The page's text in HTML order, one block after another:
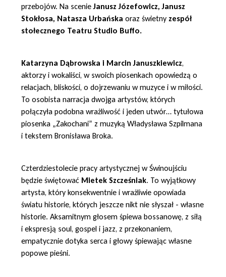
przebojów. Na scenieJanusz Józefowicz, Janusz
Stokłosa, Natasza Urbańska oraz świetny zespół
stołecznego Teatru Studio Buffo.
Katarzyna Dąbrowska i Marcin Januszkiewicz,
aktorzy i wokaliści, w swoich piosenkach opowiedzą o
relacjach, bliskości, o dojrzewaniu w muzyce i w miłości.
To osobista narracja dwojga artystów, których
połączyła podobna wrażliwość i jeden utwór… tytułowa
piosenka „Zakochani” z muzyką Władysława Szpilmana
i tekstem Bronisława Broka.
Czterdziestolecie pracy artystycznej w Świnoujściu
będzie świętować Mietek Szcześniak. To wyjątkowy
artysta, który konsekwentnie i wrażliwie opowiada
światu historie, których jeszcze nikt nie słyszał - własne
historie. Aksamitnym głosem śpiewa bossanowę, z siłą
i ekspresją soul, gospel i jazz, z przekonaniem,
empatycznie dotyka serca i głowy śpiewając własne
popowe pieśni.